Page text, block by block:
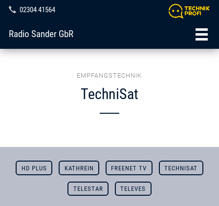
02304 41564
Radio Sander GbR
EMPFANGSTECHNIK
TechniSat
HD PLUS KATHREIN FREENET TV TECHNISAT
TELESTAR TELEVES